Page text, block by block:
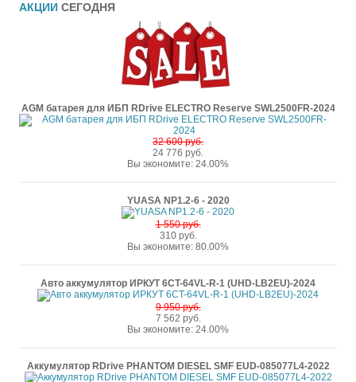
АКЦИИ СЕГОДНЯ
AGM батарея для ИБП RDrive ELECTRO Reserve SWL2500FR-2024
32 600 руб.
24 776 руб.
Вы экономите: 24.00%
YUASA NP1.2-6 - 2020
1 550 руб.
310 руб.
Вы экономите: 80.00%
Авто аккумулятор ИРКУТ 6CT-64VL-R-1 (UHD-LB2EU)-2024
9 950 руб.
7 562 руб.
Вы экономите: 24.00%
Аккумулятор RDrive PHANTOM DIESEL SMF EUD-085077L4-2022